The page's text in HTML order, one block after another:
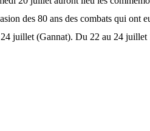
des 80 ans des combats qui ont
juillet (Gannat). Du 22 au 24 juillet